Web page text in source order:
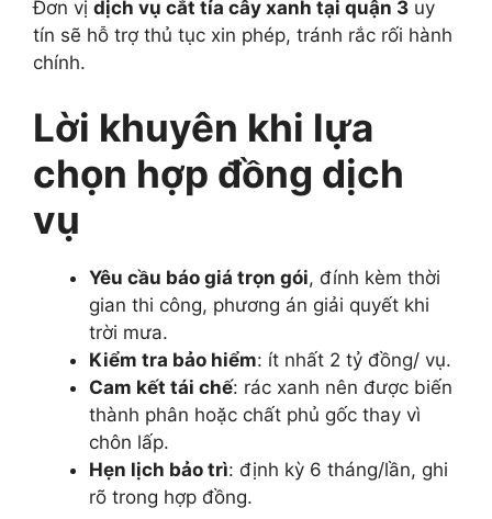
Đơn vị dịch vụ cắt tỉa cây xanh tại quận 3 uy
tín sẽ hỗ trợ thủ tục xin phép, tránh rắc rối hành
chính.
Lời khuyên khi lựa
chọn hợp đồng dịch
vụ
Yêu cầu báo giá trọn gói, đính kèm thời
gian thi công, phương án giải quyết khi
trời mưa.
Kiểm tra bảo hiểm: ít nhất 2 tỷ đồng/ vụ.
Cam kết tái chế: rác xanh nên được biến
thành phân hoặc chất phủ gốc thay vì
chôn lấp.
Hẹn lịch bảo trì: định kỳ 6 tháng/lần, ghi
rõ trong hợp đồng.